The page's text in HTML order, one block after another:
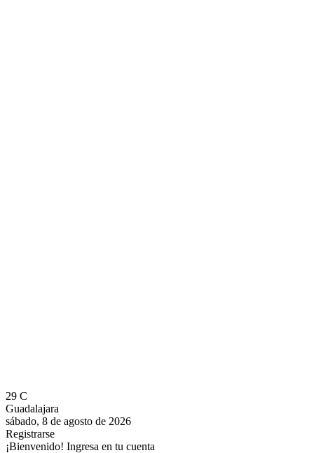
29 C
Guadalajara
sábado, 8 de agosto de 2026
Registrarse
¡Bienvenido! Ingresa en tu cuenta